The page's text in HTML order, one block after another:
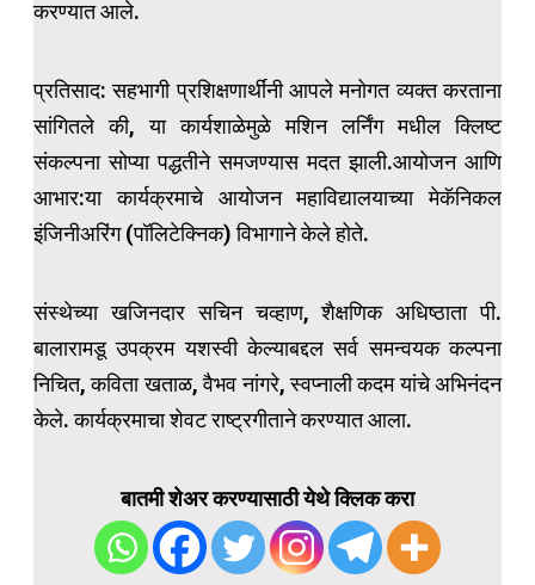
करण्यात आले.
प्रतिसाद: सहभागी प्रशिक्षणार्थींनी आपले मनोगत व्यक्त करताना
सांगितले की, या कार्यशाळेमुळे मशिन लर्निंग मधील क्लिष्ट
संकल्पना सोप्या पद्धतीने समजण्यास मदत झाली.आयोजन आणि
आभार:या कार्यक्रमाचे आयोजन महाविद्यालयाच्या मेकॅनिकल
इंजिनीअरिंग (पॉलिटेक्निक) विभागाने केले होते.
संस्थेच्या खजिनदार सचिन चव्हाण, शैक्षणिक अधिष्ठाता पी.
बालारामडू उपक्रम यशस्वी केल्याबद्दल सर्व समन्वयक कल्पना
निचित, कविता खताळ, वैभव नांगरे, स्वप्नाली कदम यांचे अभिनंदन
केले. कार्यक्रमाचा शेवट राष्ट्रगीताने करण्यात आला.
बातमी शेअर करण्यासाठी येथे क्लिक करा